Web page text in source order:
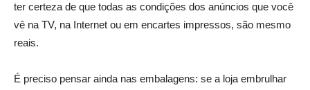
ter certeza de que todas as condições dos anúncios que você
vê na TV, na Internet ou em encartes impressos, são mesmo
reais.
É preciso pensar ainda nas embalagens: se a loja embrulhar